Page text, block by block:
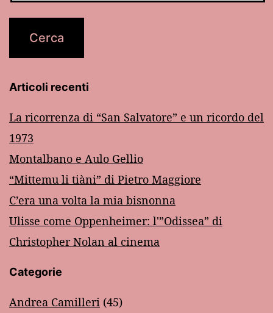
Articoli recenti
La ricorrenza di “San Salvatore” e un ricordo del
1973
Montalbano e Aulo Gellio
“Mittemu li tiàni” di Pietro Maggiore
C’era una volta la mia bisnonna
Ulisse come Oppenheimer: l'”Odissea” di
Christopher Nolan al cinema
Categorie
Andrea Camilleri (45)